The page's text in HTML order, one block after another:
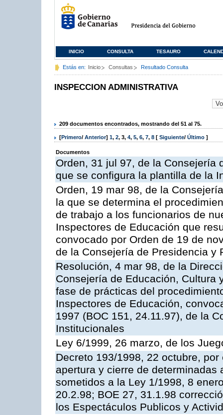
INICIO CONSULTA TESAURO
Estás en: Inicio Consultas Resultado Consulta
INSPECCION ADMINISTRATIVA
209 documentos encontrados, mostrando del 51 al 75.
[Primero/ Anterior] 1, 2, 3, 4, 5, 6, 7, 8 [ Siguiente/ Último ]
Documentos
Orden, 31 jul 97, de la Consejería
que se configura la plantilla de la
Orden, 19 mar 98, de la
la que se determina el
de trabajo a los funcionarios de
Inspectores de Educación que
convocado por Orden de 19 de
de la Consejería de Presidencia y
Resolución, 4 mar 98, de la
Consejería de Educación, Cultura
fase de prácticas del
Inspectores de Educación,
1997 (BOC 151, 24.11.97), de la
Institucionales
Ley 6/1999, 26 marzo, de los
Decreto 193/1998, 22 octubre,
apertura y cierre de
sometidos a la Ley 1/1998, 8
20.2.98; BOE 27, 31.1.98
los Espectáculos Publicos y